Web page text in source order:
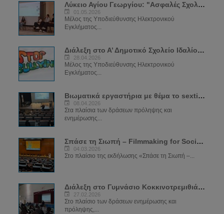
Λύκειο Αγίου Γεωργίου: "Ασφαλές Σχολείο για το Διαδίκτυο"
01.05.2026
Μέλος της Υποδιεύθυνσης Ηλεκτρονικού
Εγκλήματος...
Διάλεξη στο Α’ Δημοτικό Σχολείο Ιδαλίου - "Ψηφιακή Ικανότητα – Ασφαλές Διαδίκτυο"
28.04.2026
Μέλος της Υποδιεύθυνσης Ηλεκτρονικού
Εγκλήματος...
Βιωματικά εργαστήρια με θέμα το sexting
08.04.2026
Στα πλαίσια των δράσεων πρόληψης και
ενημέρωσης...
Σπάσε τη Σιωπή – Filmmaking for Social Change
04.03.2026
Στο πλαίσιο της εκδήλωσης «Σπάσε τη Σιωπή –...
Διάλεξη στο Γυμνάσιο Κοκκινοτρεμιθιάς για το Sexting
27.02.2026
Στο πλαίσιο των δράσεων ενημέρωσης και
πρόληψης,...